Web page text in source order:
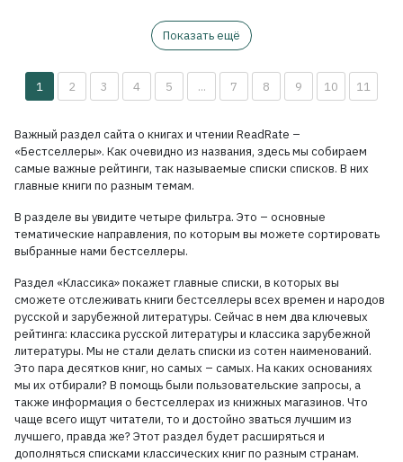
Показать ещё
1 2 3 4 5 ... 7 8 9 10 11
Важный раздел сайта о книгах и чтении ReadRate –
«Бестселлеры». Как очевидно из названия, здесь мы собираем
самые важные рейтинги, так называемые списки списков. В них
главные книги по разным темам.
В разделе вы увидите четыре фильтра. Это – основные
тематические направления, по которым вы можете сортировать
выбранные нами бестселлеры.
Раздел «Классика» покажет главные списки, в которых вы
сможете отслеживать книги бестселлеры всех времен и народов
русской и зарубежной литературы. Сейчас в нем два ключевых
рейтинга: классика русской литературы и классика зарубежной
литературы. Мы не стали делать списки из сотен наименований.
Это пара десятков книг, но самых – самых. На каких основаниях
мы их отбирали? В помощь были пользовательские запросы, а
также информация о бестселлерах из книжных магазинов. Что
чаще всего ищут читатели, то и достойно зваться лучшим из
лучшего, правда же? Этот раздел будет расширяться и
дополняться списками классических книг по разным странам.